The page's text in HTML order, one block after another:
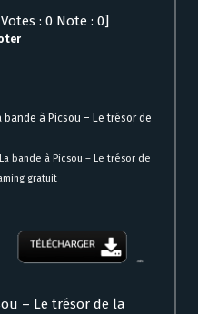
: 0 Note : 0]
à Picsou – Le trésor de
bande à Picsou – Le trésor de
gratuit
– Le trésor de la